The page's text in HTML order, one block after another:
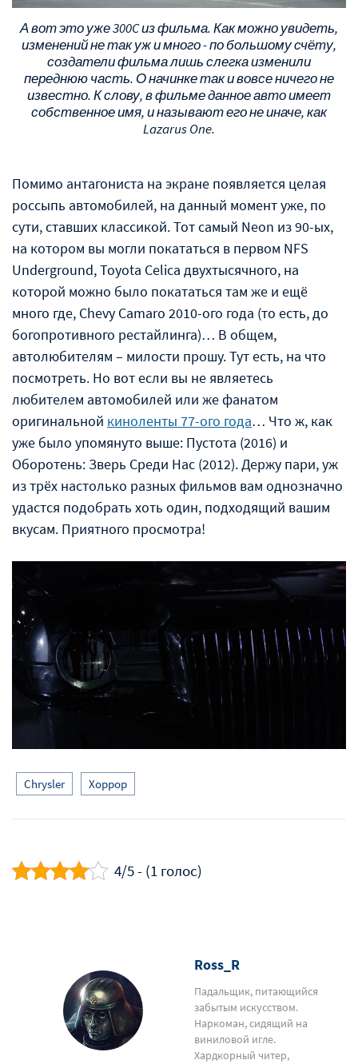
А вот это уже 300C из фильма. Как можно увидеть,
изменений не так уж и много - по большому счёту,
создатели фильма лишь слегка изменили
переднюю часть. О начинке так и вовсе ничего не
известно. К слову, в фильме данное авто имеет
собственное имя, и называют его не иначе, как
Lazarus One.
Помимо антагониста на экране появляется целая
россыпь автомобилей, на данный момент уже, по
сути, ставших классикой. Тот самый Neon из 90-ых,
на котором вы могли покататься в первом NFS
Underground, Toyota Celica двухтысячного, на
которой можно было покататься там же и ещё
много где, Chevy Camaro 2010-ого года (то есть, до
богопротивного рестайлинга)… В общем,
автолюбителям – милости прошу. Тут есть, на что
посмотреть. Но вот если вы не являетесь
любителем автомобилей или же фанатом
оригинальной киноленты 77-ого года… Что ж, как
уже было упомянуто выше: Пустота (2016) и
Оборотень: Зверь Среди Нас (2012). Держу пари, уж
из трёх настолько разных фильмов вам однозначно
удастся подобрать хоть один, подходящий вашим
вкусам. Приятного просмотра!
Chrysler Хоррор
4/5 - (1 голос)
Ross_R
Падальщик, питающийся
забытым искусством.
Наркоман, сидящий на
виниловой игле.
Хардкорный читер,